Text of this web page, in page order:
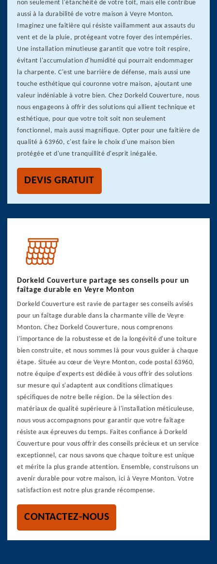
non seulement l'étanchéité de votre toit, mais elle contribue
aussi à la durabilité de votre maison à Veyre Monton.
Imaginez une faîtière qui résiste vaillamment aux assauts du
vent et de la pluie, protégeant votre foyer des intempéries.
Une installation minutieuse garantit que votre toit respire,
évitant l'accumulation d'humidité qui pourrait endommager
la charpente. C'est une barrière de défense, mais aussi une
touche esthétique qui couronne votre maison, ajoutant une
valeur indéniable à votre bien. Chez Dorkeld Couverture, nous
nous engageons à offrir des solutions qui allient technique et
esthétique, pour que votre toit soit non seulement
fonctionnel, mais aussi magnifique. Opter pour une faîtière de
qualité à 63960, c'est faire le choix d'une maison bien
protégée et d'une tranquillité d'esprit inégalée.
DEVIS GRATUIT
Dorkeld Couverture partage ses conseils pour un
faîtage durable en Veyre Monton
Dorkeld Couverture est ravie de partager ses conseils avisés
pour un faîtage durable dans la charmante ville de Veyre
Monton. Chez Dorkeld Couverture, nous comprenons
l'importance de la robustesse et de la longévité d'une toiture
bien construite, et nous sommes là pour vous guider à chaque
étape. Située au cœur de Veyre Monton, code postal 63960,
notre équipe d'experts est dédiée à vous offrir des solutions
sur mesure qui s'adaptent aux conditions climatiques
spécifiques de notre belle région. De la sélection des
matériaux de qualité supérieure à l'installation méticuleuse,
nous vous accompagnons pour garantir que votre faîtage
résiste aux épreuves du temps. Faites confiance à Dorkeld
Couverture pour vous offrir des conseils précieux et un service
exceptionnel, car nous savons que chaque toiture est unique
et mérite la plus grande attention. Ensemble, construisons un
avenir durable pour votre maison, ici à Veyre Monton. Votre
satisfaction est notre plus grande récompense.
CONTACTEZ-NOUS